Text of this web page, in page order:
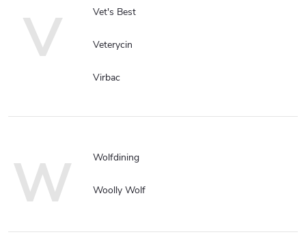
V Vet's Best
Veterycin
Virbac
W Wolfdining
Woolly Wolf